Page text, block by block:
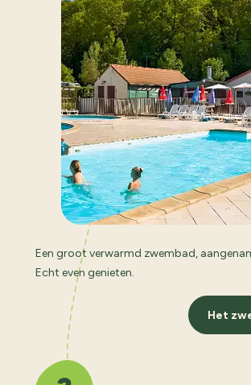
Een groot verwarmd zwembad,
Echt even genieten.
Het